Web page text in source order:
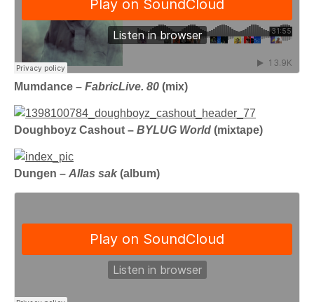
Mumdance – FabricLive. 80 (mix)
Doughboyz Cashout – BYLUG World (mixtape)
Dungen – Allas sak(album)